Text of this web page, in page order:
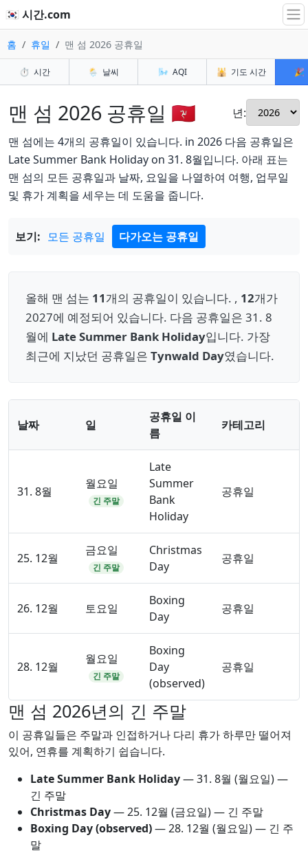
🇰🇷 시간.com
홈 휴일 맨 섬 2026 공휴일
⏱️ 시간 🌦️ 날씨 🌬️ AQI 🕌 기도 시간 🎉
맨 섬 2026 공휴일 🇮🇲
년:
맨 섬에는 4개의 공휴일이 있습니다. in 2026 다음 공휴일은
Late Summer Bank Holiday on 31. 8월입니다. 아래 표는
맨 섬의 모든 공휴일과 날짜, 요일을 나열하여 여행, 업무일
및 휴가 계획을 세우는 데 도움을 줍니다.
보기: 모든 공휴일 다가오는 공휴일
올해 맨 섬는 11개의 공휴일이 있습니다. , 12개가
2027에 예정되어 있습니다. 다음 공휴일은 31. 8
월에 Late Summer Bank Holiday입니다. 가장
최근에 지났던 공휴일은 Tynwald Day였습니다.
날짜 일
공휴일 이
름
카테고리
31. 8월
월요일
긴 주말
Late
Summer
Bank
Holiday
공휴일
25. 12월
금요일
긴 주말
Christmas
Day
공휴일
26. 12월 토요일
Boxing
Day
공휴일
28. 12월
월요일
긴 주말
Boxing
Day
(observed)
공휴일
맨 섬 2026년의 긴 주말
이 공휴일들은 주말과 인접하거나 다리 휴가 하루만 떨어져
있어, 연휴를 계획하기 쉽습니다.
Late Summer Bank Holiday—31. 8월 (월요일) —
긴 주말
Christmas Day—25. 12월 (금요일) — 긴 주말
Boxing Day (observed)—28. 12월 (월요일) — 긴 주
말